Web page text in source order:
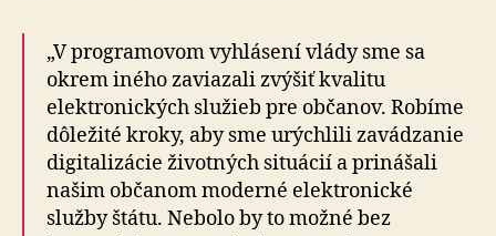
„V programovom vyhlásení vlády sme sa
okrem iného zaviazali zvýšiť kvalitu
elektronických služieb pre občanov. Robíme
dôležité kroky, aby sme urýchlili zavádzanie
di­gi­ta­li­zácie životných situácií a prinášali
našim občanom moderné elek­tro­nické
služby štátu. Nebolo by to možné bez